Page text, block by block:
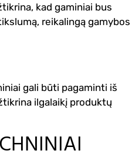
kad gaminiai bus
reikalingą gamybos
gali būti pagaminti iš
ilgalaikį produktų